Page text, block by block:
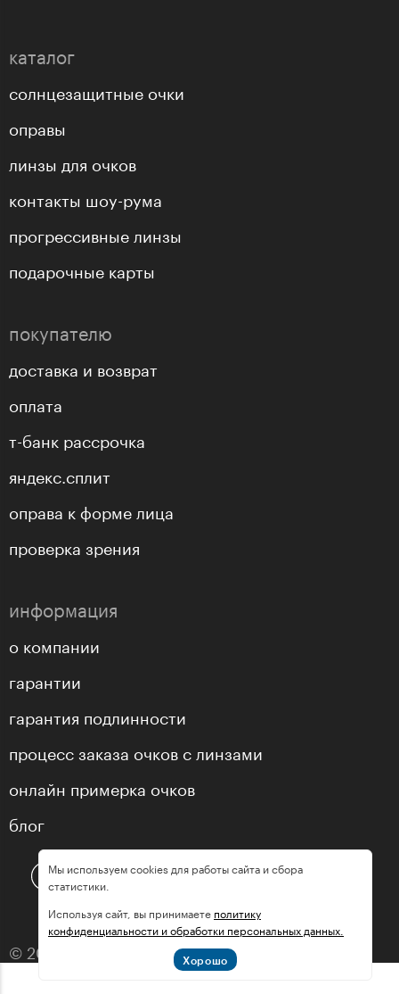
каталог
солнцезащитные очки
оправы
линзы для очков
контакты шоу-рума
прогрессивные линзы
подарочные карты
покупателю
доставка и возврат
оплата
т-банк рассрочка
яндекс.сплит
оправа к форме лица
проверка зрения
информация
о компании
гарантии
гарантия подлинности
процесс заказа очков с линзами
онлайн примерка очков
блог
© 2013—2026 оптика «МастерГлассес»
Мы используем cookies для работы сайта и сбора
статистики.
Используя сайт, вы принимаете политику
конфиденциальности и обработки персональных данных.
Хорошо